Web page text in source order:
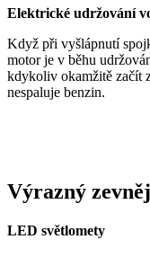
Elektrické udržování
Když při vyšlápnutí
motor je v běhu
kdykoliv okamžitě začít
nespaluje benzin.
Výrazný
LED světlomety